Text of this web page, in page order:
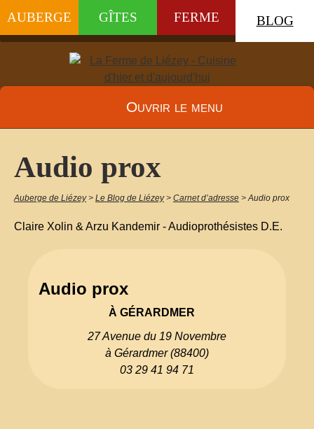
AUBERGE GÎTES FERME BLOG
Ouvrir le menu
Audio prox
Auberge de Liézey > Le Blog de Liézey > Carnet d’adresse >Audio prox
Claire Xolin & Arzu Kandemir - Audioprothésistes D.E.
Audio prox
À GÉRARDMER
27 Avenue du 19 Novembre
à Gérardmer (88400)
03 29 41 94 71